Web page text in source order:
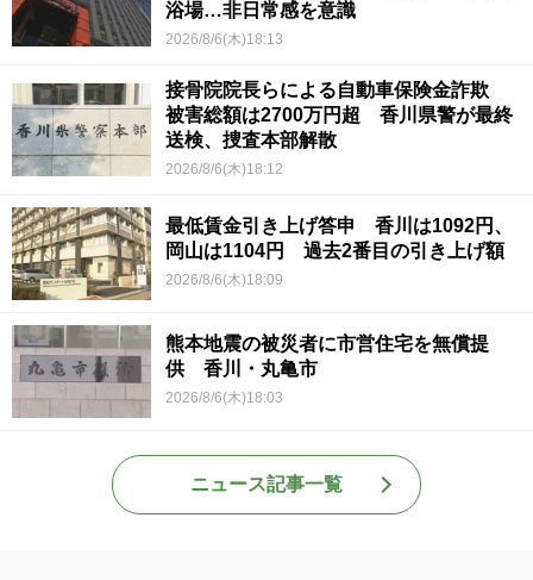
浴場…非日常感を意識
2026/8/6(木)18:13
接骨院院長らによる自動車保険金詐欺
被害総額は2700万円超 香川県警が最終
送検、捜査本部解散
2026/8/6(木)18:12
最低賃金引き上げ答申 香川は1092円、
岡山は1104円 過去2番目の引き上げ額
2026/8/6(木)18:09
熊本地震の被災者に市営住宅を無償提
供 香川・丸亀市
2026/8/6(木)18:03
ニュース記事一覧